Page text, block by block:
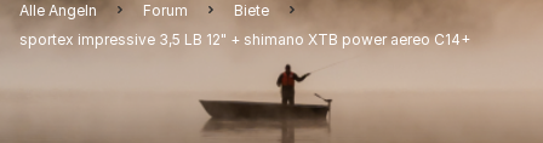
Alle Angeln Forum
Biete
sportex impressive 3,5 LB 12" + shimano XTB power aereo C14+